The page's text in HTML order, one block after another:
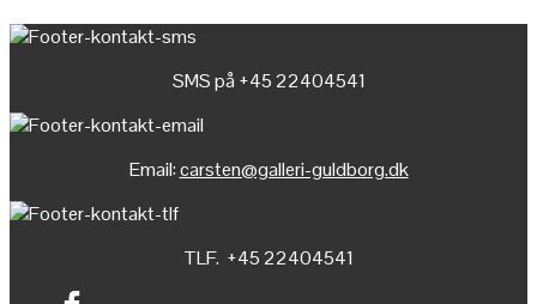
SMS på +45 22404541
Email:carsten@galleri-guldborg.dk
TLF. +45 22404541